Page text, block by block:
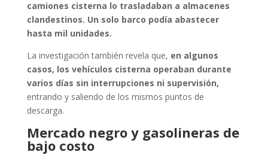
camiones cisterna lo trasladaban a almacenes
clandestinos. Un solo barco podía abastecer
hasta mil unidades.
La investigación también revela que, en algunos
casos, los vehículos cisterna operaban durante
varios días sin interrupciones ni supervisión,
entrando y saliendo de los mismos puntos de
descarga.
Mercado negro y gasolineras de
bajo costo